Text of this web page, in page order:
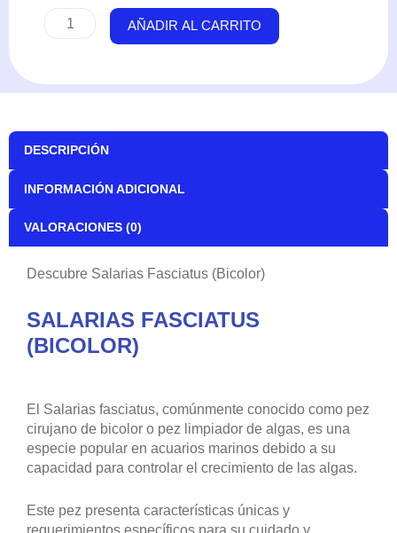
AÑADIR AL CARRITO
DESCRIPCIÓN
INFORMACIÓN ADICIONAL
VALORACIONES (0)
Descubre Salarias Fasciatus (Bicolor)
SALARIAS FASCIATUS
(BICOLOR)
El Salarias fasciatus, comúnmente conocido como pez
cirujano de bicolor o pez limpiador de algas, es una
especie popular en acuarios marinos debido a su
capacidad para controlar el crecimiento de las algas.
Este pez presenta características únicas y
requerimientos específicos para su cuidado y